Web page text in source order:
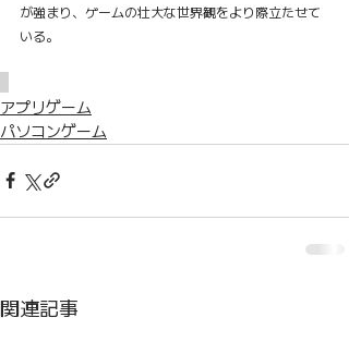
が強まり、ゲームの壮大な世界観をより際立たせて
いる。
アプリゲーム
パソコンゲーム
関連記事